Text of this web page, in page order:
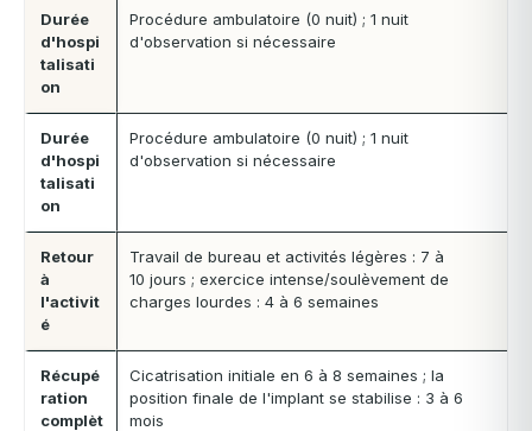
Durée
d'hospi
talisati
on
Procédure ambulatoire (0 nuit) ; 1 nuit
d'observation si nécessaire
Durée
d'hospi
talisati
on
Procédure ambulatoire (0 nuit) ; 1 nuit
d'observation si nécessaire
Retour
à
l'activit
é
Travail de bureau et activités légères : 7 à
10 jours ; exercice intense/soulèvement de
charges lourdes : 4 à 6 semaines
Récupé
ration
complèt
Cicatrisation initiale en 6 à 8 semaines ; la
position finale de l'implant se stabilise : 3 à 6
mois